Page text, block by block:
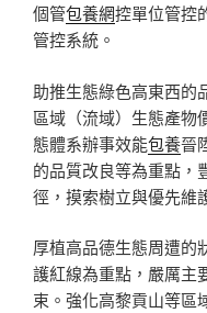
個管包養網控單位管控
管控系統。
助推生態綠色高東西的
區域（流域）生態產物
態體系辦事效能包養晉
的品質改良等為重點，
徑，摸索樹立與優先維
厚植高品德生態周遭的
護紅線為重點，嚴厲主
束。強化高黎貢山等區